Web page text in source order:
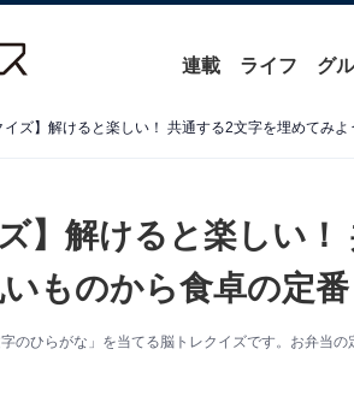
連載 ライフ グ
イズ】解けると楽しい！ 共通する2文字を埋めてみ
】解けると楽しい
ものから食卓の定
のひらがな」を当てる脳トレクイズです。お弁当